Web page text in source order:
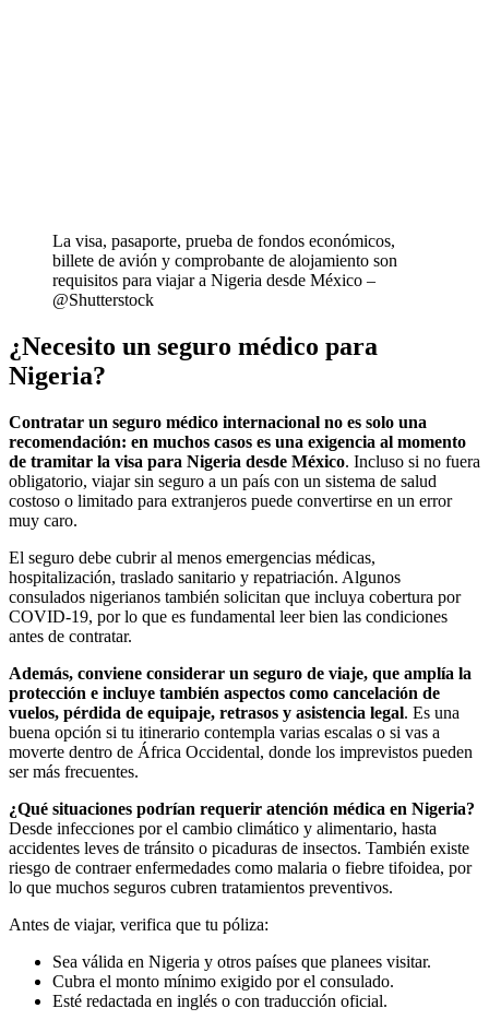
La visa, pasaporte, prueba de fondos económicos,
billete de avión y comprobante de alojamiento son
requisitos para viajar a Nigeria desde México –
@Shutterstock
¿Necesito un seguro médico para
Nigeria?
Contratar un seguro médico internacional no es solo una
recomendación: en muchos casos es una exigencia al momento
de tramitar la visa para Nigeria desde México. Incluso si no fuera
obligatorio, viajar sin seguro a un país con un sistema de salud
costoso o limitado para extranjeros puede convertirse en un error
muy caro.
El seguro debe cubrir al menos emergencias médicas,
hospitalización, traslado sanitario y repatriación. Algunos
consulados nigerianos también solicitan que incluya cobertura por
COVID-19, por lo que es fundamental leer bien las condiciones
antes de contratar.
Además, conviene considerar un seguro de viaje, que amplía la
protección e incluye también aspectos como cancelación de
vuelos, pérdida de equipaje, retrasos y asistencia legal. Es una
buena opción si tu itinerario contempla varias escalas o si vas a
moverte dentro de África Occidental, donde los imprevistos pueden
ser más frecuentes.
¿Qué situaciones podrían requerir atención médica en Nigeria?
Desde infecciones por el cambio climático y alimentario, hasta
accidentes leves de tránsito o picaduras de insectos. También existe
riesgo de contraer enfermedades como malaria o fiebre tifoidea, por
lo que muchos seguros cubren tratamientos preventivos.
Antes de viajar, verifica que tu póliza:
Sea válida en Nigeria y otros países que planees visitar.
Cubra el monto mínimo exigido por el consulado.
Esté redactada en inglés o con traducción oficial.